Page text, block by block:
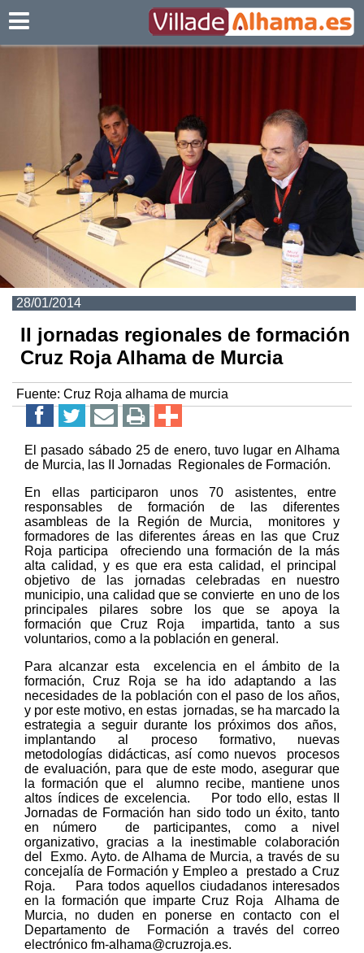
28/01/2014
II jornadas regionales de formación
Cruz Roja Alhama de Murcia
Fuente: Cruz Roja alhama de murcia
El pasado sábado 25 de enero, tuvo lugar en Alhama
de Murcia, las II Jornadas Regionales de Formación.
En ellas participaron unos 70 asistentes, entre
responsables de formación de las diferentes
asambleas de la Región de Murcia, monitores y
formadores de las diferentes áreas en las que Cruz
Roja participa ofreciendo una formación de la más
alta calidad, y es que era esta calidad, el principal
objetivo de las jornadas celebradas en nuestro
municipio, una calidad que se convierte en uno de los
principales pilares sobre los que se apoya la
formación que Cruz Roja impartida, tanto a sus
voluntarios, como a la población en general.
Para alcanzar esta excelencia en el ámbito de la
formación, Cruz Roja se ha ido adaptando a las
necesidades de la población con el paso de los años,
y por este motivo, en estas jornadas, se ha marcado la
estrategia a seguir durante los próximos dos años,
implantando al proceso formativo, nuevas
metodologías didácticas, así como nuevos procesos
de evaluación, para que de este modo, asegurar que
la formación que el alumno recibe, mantiene unos
altos índices de excelencia. Por todo ello, estas II
Jornadas de Formación han sido todo un éxito, tanto
en número de participantes, como a nivel
organizativo, gracias a la inestimable colaboración
del Exmo. Ayto. de Alhama de Murcia, a través de su
concejalía de Formación y Empleo a prestado a Cruz
Roja. Para todos aquellos ciudadanos interesados
en la formación que imparte Cruz Roja Alhama de
Murcia, no duden en ponerse en contacto con el
Departamento de Formación a través del correo
electrónico fm-alhama@cruzroja.es.